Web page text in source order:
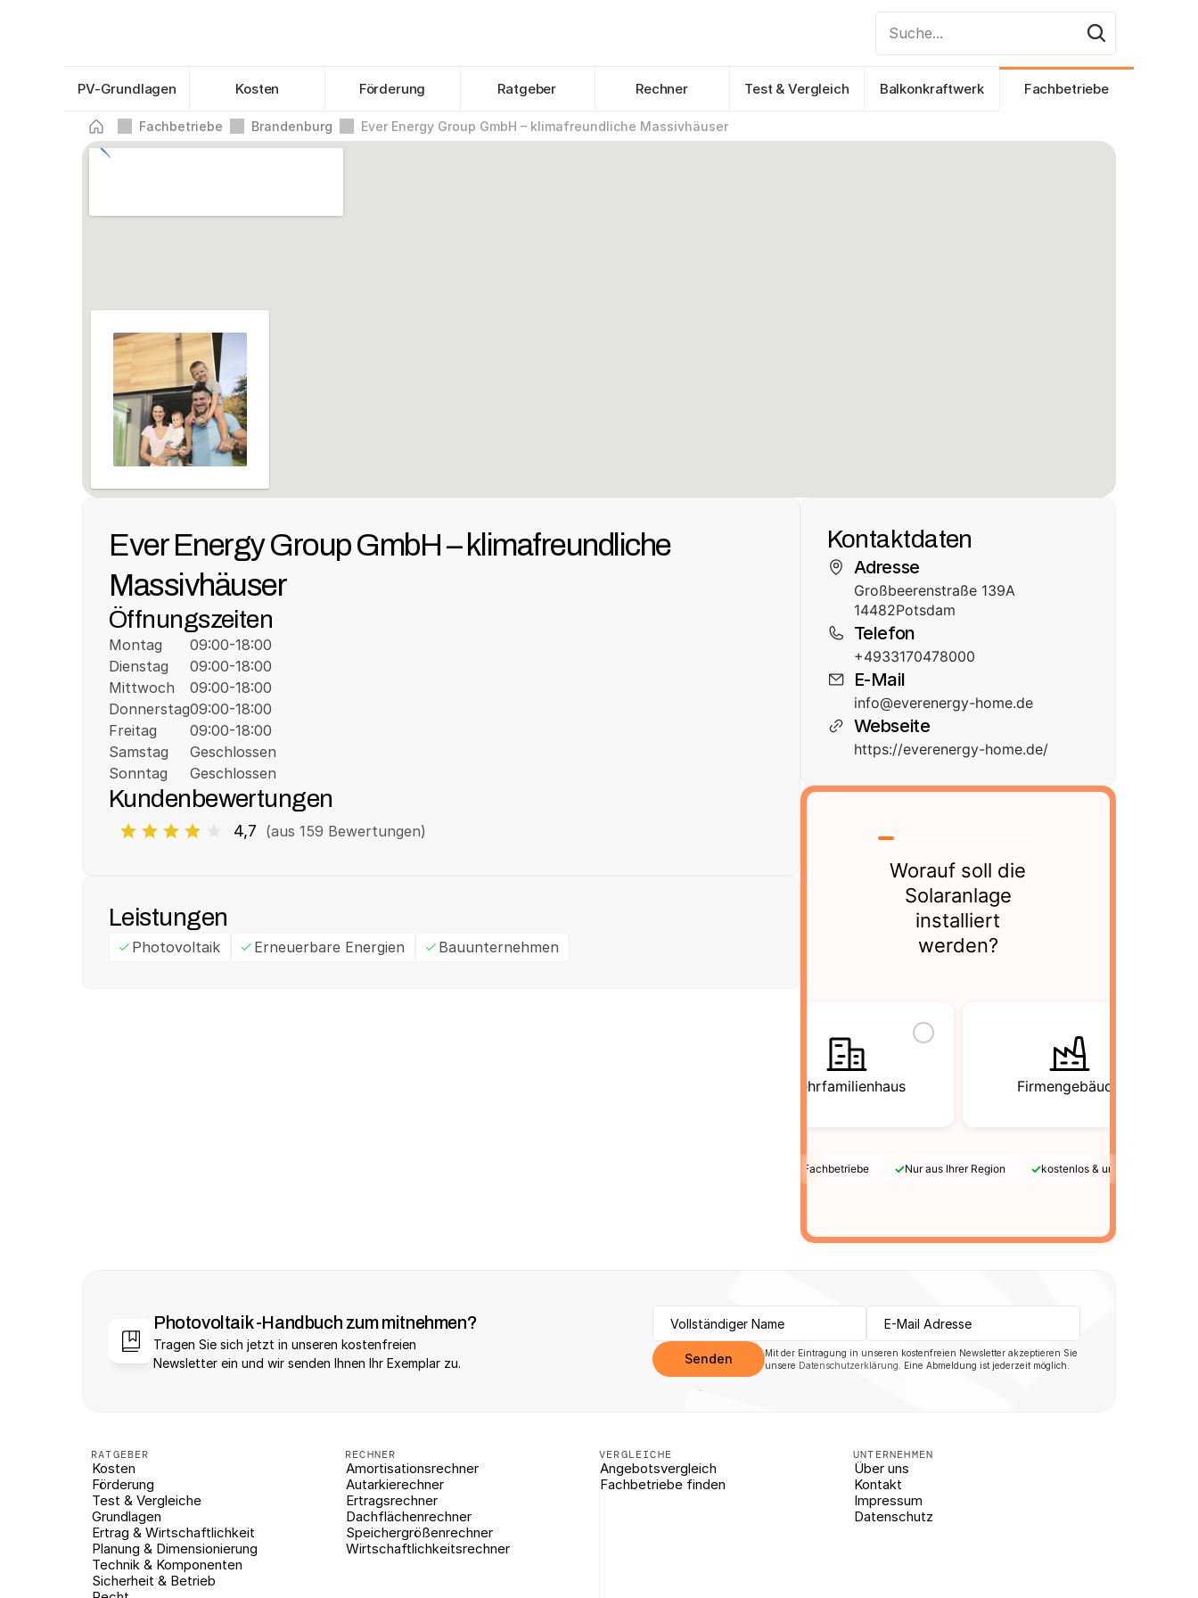
Suche...
PV-Grundlagen Kosten Förderung Ratgeber Rechner Test & Vergleich Balkonkraftwerk Fachbetriebe
Fachbetriebe Brandenburg Ever Energy Group GmbH – klimafreundliche Massivhäuser
Ever Energy Group GmbH – klimafreundliche
Massivhäuser
Öffnungszeiten
Montag
Dienstag
Mittwoch
Donnerstag
Freitag
Samstag
Sonntag
09:00-18:00
09:00-18:00
09:00-18:00
09:00-18:00
09:00-18:00
Geschlossen
Geschlossen
Kundenbewertungen
4,7 (aus 159 Bewertungen)
Leistungen
Photovoltaik Erneuerbare Energien Bauunternehmen
Kontaktdaten
Adresse
Großbeerenstraße 139A
14482Potsdam
Telefon
+4933170478000
E-Mail
info@everenergy-home.de
Webseite
https://everenergy-home.de/
Worauf soll die
Solaranlage
installiert
werden?
Mehrfamilienhaus Firmengebäude
Geprüfte Fachbetriebe ✓Nur aus Ihrer Region ✓kostenlos & unverbindlich
Photovoltaik -Handbuch zum mitnehmen?
Tragen Sie sich jetzt in unseren kostenfreien
Newsletter ein und wir senden Ihnen Ihr Exemplar zu.
Senden
Mit der Eintragung in unseren kostenfreien Newsletter akzeptieren Sie
unsere Datenschutzerklärung . Eine Abmeldung ist jederzeit möglich.
RATGEBER
Kosten
Förderung
Test & Vergleiche
Grundlagen
Ertrag & Wirtschaftlichkeit
Planung & Dimensionierung
Technik & Komponenten
Sicherheit & Betrieb
RECHNER
Amortisationsrechner
Autarkierechner
Ertragsrechner
Dachflächenrechner
Speichergrößenrechner
Wirtschaftlichkeitsrechner
VERGLEICHE
Angebotsvergleich
Fachbetriebe finden
UNTERNEHMEN
Über uns
Kontakt
Impressum
Datenschutz